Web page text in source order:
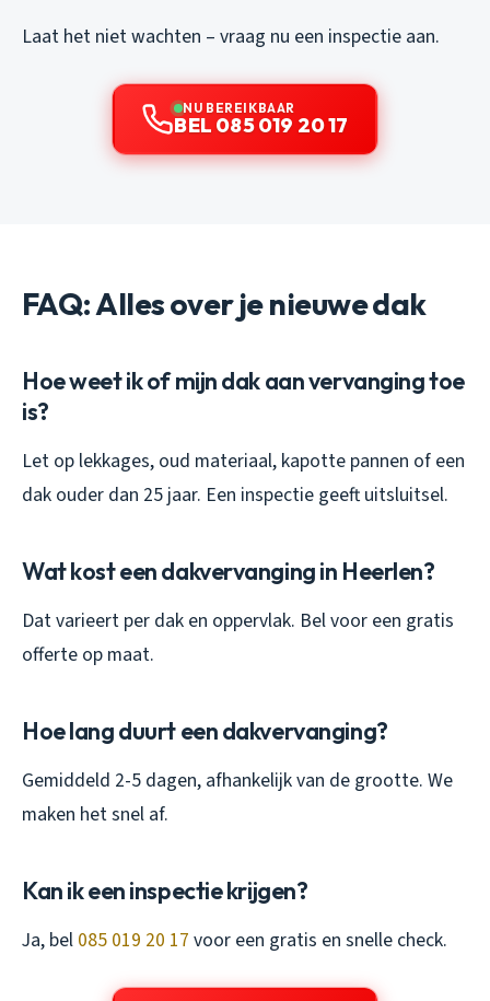
Laat het niet wachten – vraag nu een inspectie aan.
NU BEREIKBAAR
BEL 085 019 20 17
FAQ: Alles over je nieuwe dak
Hoe weet ik of mijn dak aan vervanging toe
is?
Let op lekkages, oud materiaal, kapotte pannen of een
dak ouder dan 25 jaar. Een inspectie geeft uitsluitsel.
Wat kost een dakvervanging in Heerlen?
Dat varieert per dak en oppervlak. Bel voor een gratis
offerte op maat.
Hoe lang duurt een dakvervanging?
Gemiddeld 2-5 dagen, afhankelijk van de grootte. We
maken het snel af.
Kan ik een inspectie krijgen?
Ja, bel 085 019 20 17 voor een gratis en snelle check.